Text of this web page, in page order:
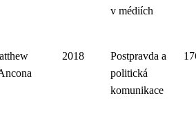
v médiích
2018
Postpravda a
politická
komunikace